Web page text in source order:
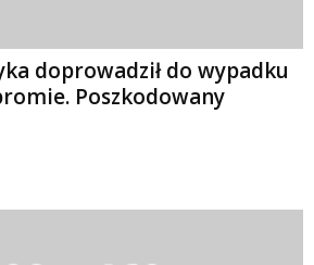
doprowadził do wypadku
Poszkodowany